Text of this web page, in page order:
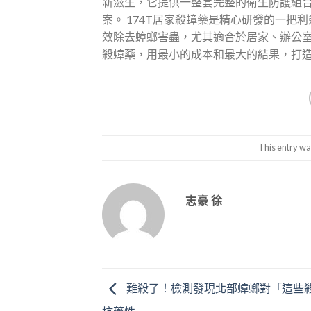
案。 174T居家殺蟑藥是精心研發的一把
效除去蟑螂害蟲，尤其適合於居家、辦公
殺蟑藥，用最小的成本和最大的結果，打
This entry
志豪 徐
難殺了！檢測發現北部蟑螂對「這些